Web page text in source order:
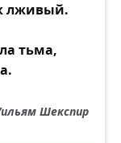
лживый.
тьма,
Шекспир